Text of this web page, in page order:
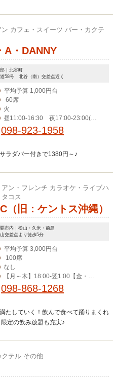
カフェ・スイーツ バー・カクテ
A・DANNY
｜北谷町
58号 北谷（南）交差点近く
平均予算 1,000円台
60席
火
昼11:00-16:30 夜17:00‐23:00(L
、金土24:00（LO 23:00）
098-923-1958
ラダバー付きで1380円～♪
ン・フレンチ カラオケ・ライブハ
コス
旧：ケントス沖縄）
市内｜松山・久米・前島
交差点より徒歩5分
平均予算 3,000円台
100席
なし
【月～木】18:00-翌1:00【金・
18:00-翌2:00【日・祝】18:00-0:
098-868-1268
たしていく！飲んで食べて踊りまくれ
定の飲み放題も充実♪
テル その他